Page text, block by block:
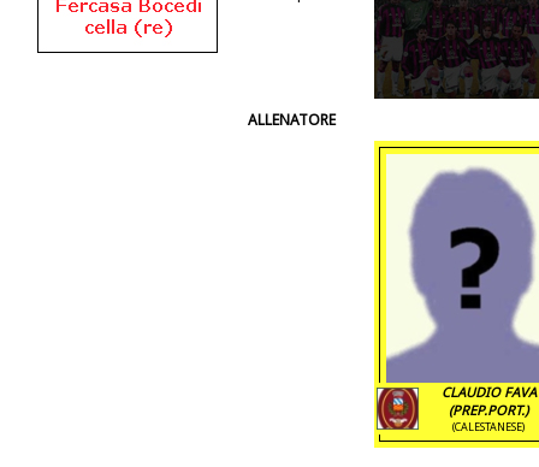
ALLENATORE
CLAUDIO FAVA
(PREP.PORT.)
(CALESTANESE)